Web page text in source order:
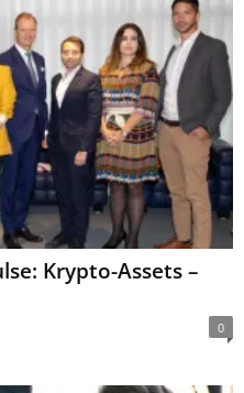
Krypto-Assets –
0